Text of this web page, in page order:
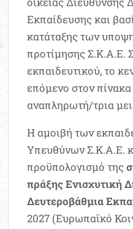
Εκπαίδευσης και
κατάταξης των
προτίμησης Σ.Κ.Α.Ε.
εκπαιδευτικού, το
επόμενο στον
αναπληρωτή/τρια
Η αμοιβή των
Υπευθύνων Σ.Κ.Α.Ε.
προϋπολογισμό της
πράξης Ενισχυτική
Δευτεροβάθμια
2027 (Ευρωπαϊκό